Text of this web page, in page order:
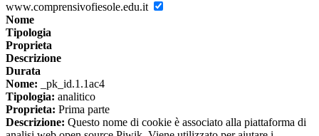
www.comprensivofiesole.edu.it
Nome
Tipologia
Proprieta
Descrizione
Durata
Nome: _pk_id.1.1ac4
Tipologia: analitico
Proprieta: Prima parte
Descrizione: Questo nome di cookie è associato alla piattaforma di